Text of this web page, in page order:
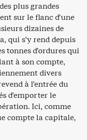
plus grandes
sur le flanc d’une
dizaines de
qui s’y rend depuis
tonnes d’ordures qui
à son compte,
divers
à l’entrée du
d’emporter le
Ici, comme
compte la capitale,